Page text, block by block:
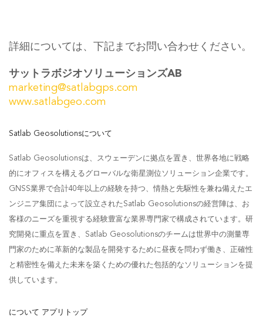
詳細については、下記までお問い合わせください。
サットラボジオソリューションズAB
marketing@satlabgps.com
www.satlabgeo.com
Satlab Geosolutionsについて
Satlab Geosolutionsは、スウェーデンに拠点を置き、世界各地に戦略
的にオフィスを構えるグローバルな衛星測位ソリューション企業です。
GNSS業界で合計40年以上の経験を持つ、情熱と先駆性を兼ね備えたエ
ンジニア集団によって設立されたSatlab Geosolutionsの経営陣は、お
客様のニーズを重視する経験豊富な業界専門家で構成されています。研
究開発に重点を置き、Satlab Geosolutionsのチームは世界中の測量専
門家のために革新的な製品を開発するために昼夜を問わず働き、正確性
と精密性を備えた未来を築くための優れた包括的なソリューションを提
供しています。
について アプリトップ